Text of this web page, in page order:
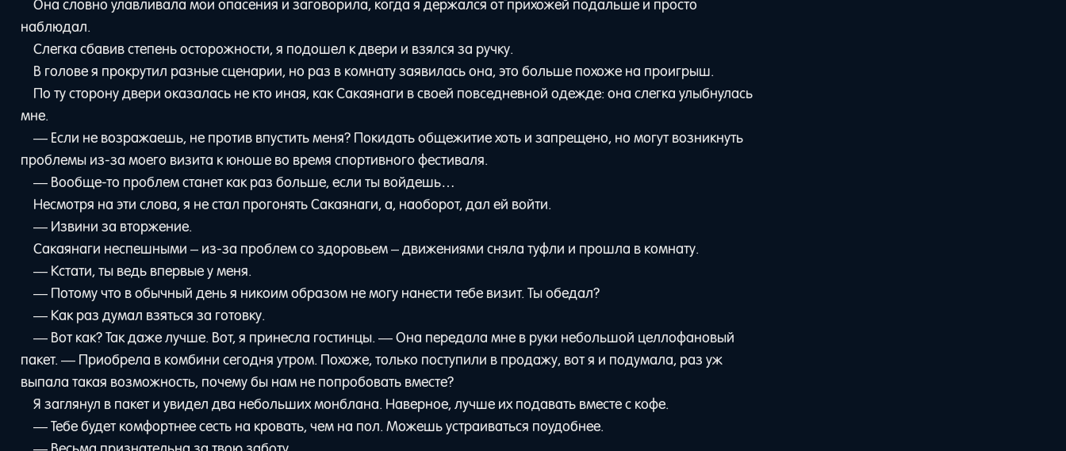
Она словно улавливала мои опасения и заговорила, когда я держался от прихожей подальше и просто
наблюдал.
Слегка сбавив степень осторожности, я подошел к двери и взялся за ручку.
В голове я прокрутил разные сценарии, но раз в комнату заявилась она, это больше похоже на проигрыш.
По ту сторону двери оказалась не кто иная, как Сакаянаги в своей повседневной одежде: она слегка улыбнулась
мне.
— Если не возражаешь, не против впустить меня? Покидать общежитие хоть и запрещено, но могут возникнуть
проблемы из-за моего визита к юноше во время спортивного фестиваля.
— Вообще-то проблем станет как раз больше, если ты войдешь…
Несмотря на эти слова, я не стал прогонять Сакаянаги, а, наоборот, дал ей войти.
— Извини за вторжение.
Сакаянаги неспешными – из-за проблем со здоровьем – движениями сняла туфли и прошла в комнату.
— Кстати, ты ведь впервые у меня.
— Потому что в обычный день я никоим образом не могу нанести тебе визит. Ты обедал?
— Как раз думал взяться за готовку.
— Вот как? Так даже лучше. Вот, я принесла гостинцы. — Она передала мне в руки небольшой целлофановый
пакет. — Приобрела в комбини сегодня утром. Похоже, только поступили в продажу, вот я и подумала, раз уж
выпала такая возможность, почему бы нам не попробовать вместе?
Я заглянул в пакет и увидел два небольших монблана. Наверное, лучше их подавать вместе с кофе.
— Тебе будет комфортнее сесть на кровать, чем на пол. Можешь устраиваться поудобнее.